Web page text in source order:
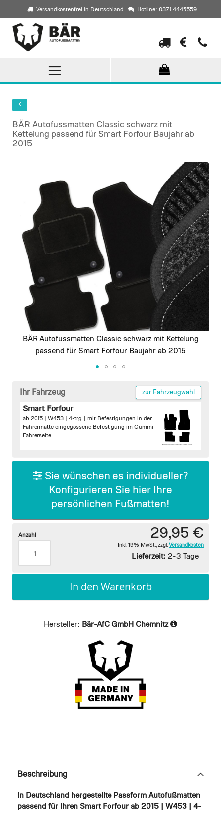
Versandkostenfrei in Deutschland Hotline: 0371 4445559
Direkt
zum
Inhalt
BÄR Autofussmatten Classic schwarz mit
Kettelung passend für Smart Forfour Baujahr ab
2015
images
gallery
BÄR Autofussmatten Classic schwarz mit Kettelung
passend für Smart Forfour Baujahr ab 2015
beginning
gallery
Ihr Fahrzeug zur Fahrzeugwahl
Smart Forfour
ab 2015 | W453 | 4-trg. | mit Befestigungen in der
Fahrermatte eingegossene Befestigung im Gummi
Fahrerseite
Sie wünschen es individueller?
Konfigurieren Sie hier Ihre
persönlichen Fußmatten!
29,95 €
Inkl. 19% MwSt. zzgl. Versandkosten
Lieferzeit: 2-3 Tage
Anzahl
In den Warenkorb
Hersteller: Bär-AfC GmbH Chemnitz
Beschreibung
In Deutschland hergestellte Passform Autofußmatten
passend für Ihren Smart Forfour ab 2015 | W453 | 4-